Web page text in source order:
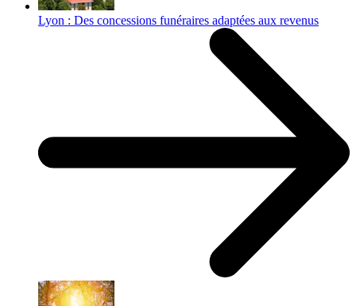
Lyon : Des concessions funéraires adaptées aux revenus